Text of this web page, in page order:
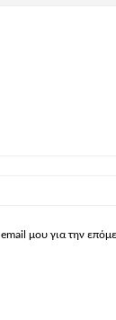
μου για την